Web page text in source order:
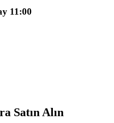
komisyonlarının tadını çıkarın
11:00
Satın Alın